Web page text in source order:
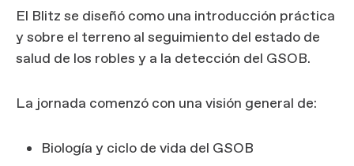
El Blitz se diseñó como una introducción práctica
y sobre el terreno al seguimiento del estado de
salud de los robles y a la detección del GSOB.
La jornada comenzó con una visión general de:
Biología y ciclo de vida del GSOB